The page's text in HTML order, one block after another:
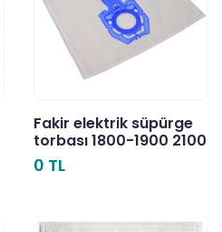
Fakir elektrik süpürge
torbası 1800-1900 2100
0 TL